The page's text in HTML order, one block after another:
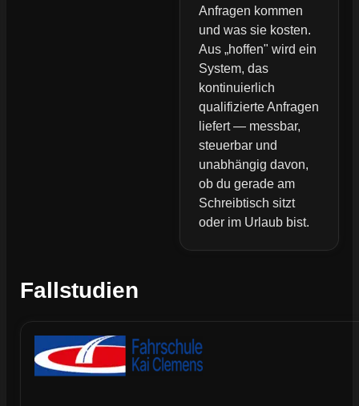
Anfragen kommen
und was sie kosten.
Aus „hoffen" wird ein
System, das
kontinuierlich
qualifizierte Anfragen
liefert — messbar,
steuerbar und
unabhängig davon,
ob du gerade am
Schreibtisch sitzt
oder im Urlaub bist.
Fallstudien